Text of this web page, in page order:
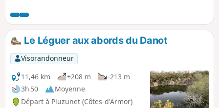
goudronnés) et de paysages (forêts, rives de ruisseaux,
champs pâtures, etc.).
Le Léguer aux abords du Danot
Visorandonneur
11,46 km
+208 m
-213 m
3h 50
Moyenne
Départ à Pluzunet (Côtes-d'Armor)